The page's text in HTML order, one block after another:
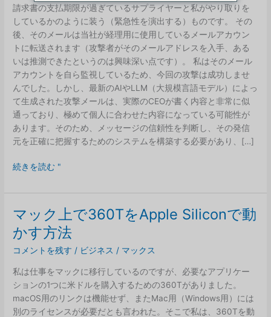
請求書の支払期限が過ぎているサプライヤーと私がやり取りを
しているかのように装う（緊急性を演出する）ものです。 その
後、そのメールは当社が経理用に使用しているメールアカウン
トに転送されます（攻撃者がそのメールアドレスを入手、ある
いは推測できたというのは興味深い点です）。 私はそのメール
アカウントを自ら監視しているため、今回の攻撃は成功しませ
んでした。しかし、最新のAIやLLM（大規模言語モデル）によっ
て生成された攻撃メールは、実際のCEOが書く内容と非常に似
通っており、極めて個人に合わせた内容になっている可能性が
あります。そのため、メッセージの信頼性を判断し、その発信
元を正確に把握するためのシステムを構築する必要があり、[…]
巧
な
ィ
ッ
シ
グ
攻
撃
続きを読む "
マック上で360TをApple Siliconで動
かす方法
コメントを残す / ビジネス / マックス
私は仕事をマックに移行しているのですが、必要なアプリケー
ションの1つに米ドルを購入するための360Tがありました。
macOS用のリンクは機能せず、またMac用（Windows用）には
別のライセンスが必要だとも言われた。そこで私は、360Tを動